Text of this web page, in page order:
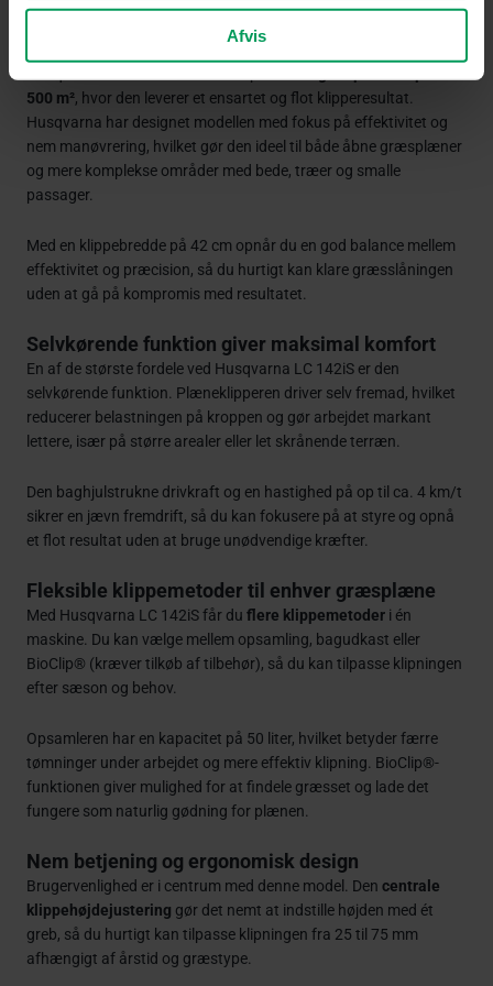
Afvis
Ideel til små og mellemstore haver
500 m², hvor den leverer et ensartet og flot klipperesultat.
Husqvarna har designet modellen med fokus på effektivitet og
nem manøvrering, hvilket gør den ideel til både åbne græsplæner
og mere komplekse områder med bede, træer og smalle
passager.
Med en klippebredde på 42 cm opnår du en god balance mellem
effektivitet og præcision, så du hurtigt kan klare græsslåningen
uden at gå på kompromis med resultatet.
Selvkørende funktion giver maksimal komfort
En af de største fordele ved Husqvarna LC 142iS er den
selvkørende funktion. Plæneklipperen driver selv fremad, hvilket
reducerer belastningen på kroppen og gør arbejdet markant
lettere, især på større arealer eller let skrånende terræn.
Den baghjulstrukne drivkraft og en hastighed på op til ca. 4 km/t
sikrer en jævn fremdrift, så du kan fokusere på at styre og opnå
et flot resultat uden at bruge unødvendige kræfter.
Fleksible klippemetoder til enhver græsplæne
Med Husqvarna LC 142iS får du flere klippemetoderi én
maskine. Du kan vælge mellem opsamling, bagudkast eller
BioClip® (kræver tilkøb af tilbehør), så du kan tilpasse klipningen
efter sæson og behov.
Opsamleren har en kapacitet på 50 liter, hvilket betyder færre
tømninger under arbejdet og mere effektiv klipning. BioClip®-
funktionen giver mulighed for at findele græsset og lade det
fungere som naturlig gødning for plænen.
Nem betjening og ergonomisk design
Brugervenlighed er i centrum med denne model. Den centrale
klippehøjdejustering gør det nemt at indstille højden med ét
greb, så du hurtigt kan tilpasse klipningen fra 25 til 75 mm
afhængigt af årstid og græstype.